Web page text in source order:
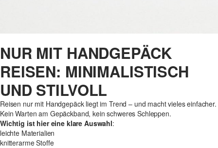
NUR MIT HANDGEPÄCK
REISEN: MINIMALISTISCH
UND STILVOLL
Reisen nur mit Handgepäck liegt im Trend – und macht vieles einfacher.
Kein Warten am Gepäckband, kein schweres Schleppen.
Wichtig ist hier eine klare Auswahl:
leichte Materialien
knitterarme Stoffe